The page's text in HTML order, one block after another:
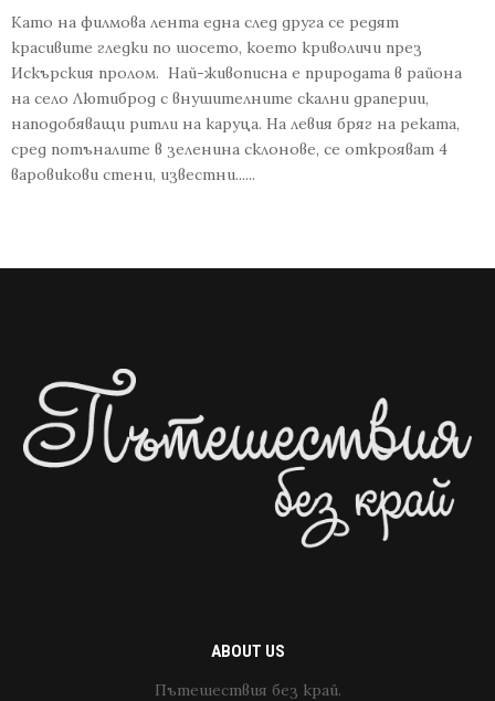
Като на филмова лента една след друга се редят
красивите гледки по шосето, което криволичи през
Искърския пролом. Най-живописна е природата в района
на село Лютиброд с внушителните скални драперии,
наподобяващи ритли на каруца. На левия бряг на реката,
сред потъналите в зеленина склонове, се открояват 4
варовикови стени, известни......
ABOUT US
Пътешествия без край.